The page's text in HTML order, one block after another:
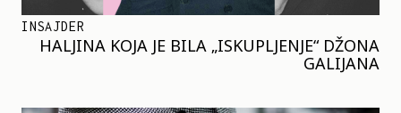
INSAJDER
HALJINA KOJA JE BILA „ISKUPLJENJE“ DŽONA
GALIJANA